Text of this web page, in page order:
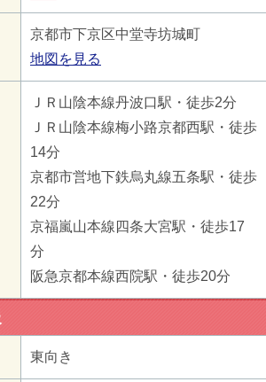
京都市下京区中堂寺坊城町
地図を見る
ＪＲ山陰本線丹波口駅・徒歩2分
ＪＲ山陰本線梅小路京都西駅・徒歩
14分
京都市営地下鉄烏丸線五条駅・徒歩
22分
京福嵐山本線四条大宮駅・徒歩17
分
阪急京都本線西院駅・徒歩20分
東向き